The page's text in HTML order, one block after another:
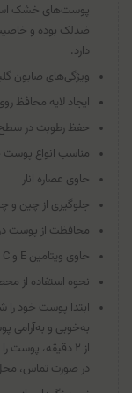
پوست‌های خشک است.
ضدلک بوده و
دارد.
ویژگی‌های صابون
ایجاد لایه محافظ
حفظ رطوبت در
مناسب انواع
حاوی عصاره انار
جلوگیری از چین و
محافظت از پوست در
حاوی ویتامین E و C
نحوه استفاده از
ابتدا پوست خود
به‌خوبی و به‌آرامی
از ۲ دقیقه،
در صورت تماس،